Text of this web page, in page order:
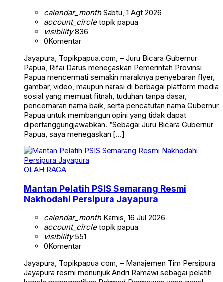
calendar_monthSabtu, 1 Agt 2026
account_circletopik papua
visibility836
0Komentar
Jayapura, Topikpapua.com, – Juru Bicara Gubernur
Papua, Rifai Darus menegaskan Pemerintah Provinsi
Papua mencermati semakin maraknya penyebaran flyer,
gambar, video, maupun narasi di berbagai platform media
sosial yang memuat fitnah, tuduhan tanpa dasar,
pencemaran nama baik, serta pencatutan nama Gubernur
Papua untuk membangun opini yang tidak dapat
dipertanggungjawabkan. “Sebagai Juru Bicara Gubernur
Papua, saya menegaskan […]
OLAH RAGA
Mantan Pelatih PSIS Semarang Resmi
Nakhodahi Persipura Jayapura
calendar_monthKamis, 16 Jul 2026
account_circletopik papua
visibility551
0Komentar
Jayapura, Topikpapua com, – Manajemen Tim Persipura
Jayapura resmi menunjuk Andri Ramawi sebagai pelatih